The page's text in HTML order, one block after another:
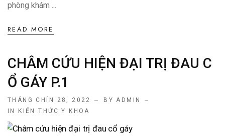
phòng khám ...
READ MORE
CHÂM CỨU HIỆN ĐẠI TRỊ ĐAU C
Ổ GÁY P.1
THÁNG CHÍN 28, 2022
BY ADMIN
IN
KIẾN THỨC Y KHOA